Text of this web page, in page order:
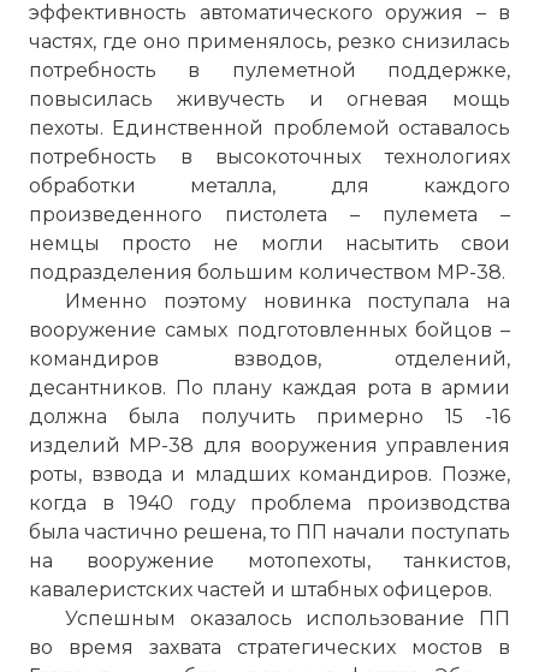
эффективность автоматического оружия – в
частях, где оно применялось, резко снизилась
потребность в пулеметной поддержке,
повысилась живучесть и огневая мощь
пехоты. Единственной проблемой оставалось
потребность в высокоточных технологиях
обработки металла, для каждого
произведенного пистолета – пулемета –
немцы просто не могли насытить свои
подразделения большим количеством МР-38.
Именно поэтому новинка поступала на
вооружение самых подготовленных бойцов –
командиров взводов, отделений,
десантников. По плану каждая рота в армии
должна была получить примерно 15 -16
изделий МР-38 для вооружения управления
роты, взвода и младших командиров. Позже,
когда в 1940 году проблема производства
была частично решена, то ПП начали поступать
на вооружение мотопехоты, танкистов,
кавалеристских частей и штабных офицеров.
Успешным оказалось использование ПП
во время захвата стратегических мостов в